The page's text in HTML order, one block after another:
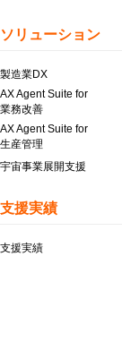
ソリューション
製造業DX
AX Agent Suite for
業務改善
AX Agent Suite for
生産管理
宇宙事業展開支援
支援実績
支援実績